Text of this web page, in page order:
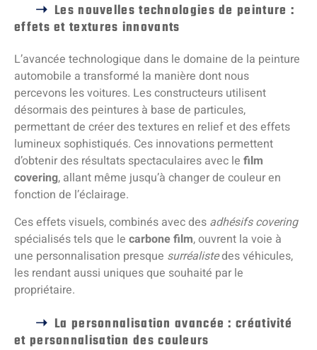
Les nouvelles technologies de peinture :
effets et textures innovants
L’avancée technologique dans le domaine de la peinture
automobile a transformé la manière dont nous
percevons les voitures. Les constructeurs utilisent
désormais des peintures à base de particules,
permettant de créer des textures en relief et des effets
lumineux sophistiqués. Ces innovations permettent
d’obtenir des résultats spectaculaires avec le film
covering, allant même jusqu’à changer de couleur en
fonction de l’éclairage.
Ces effets visuels, combinés avec des adhésifs covering
spécialisés tels que le carbone film, ouvrent la voie à
une personnalisation presque surréalistedes véhicules,
les rendant aussi uniques que souhaité par le
propriétaire.
La personnalisation avancée : créativité
et personnalisation des couleurs